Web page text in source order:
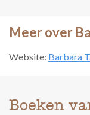
Meer over
Website: Barbara
Boeken